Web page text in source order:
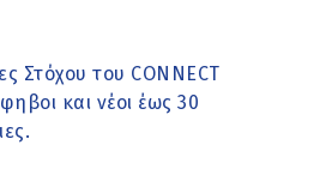
Στόχου του CONNECT
και νέοι έως 30